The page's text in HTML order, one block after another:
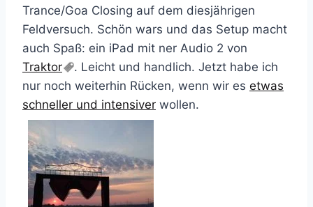
Trance/Goa Closing auf dem diesjährigen
Feldversuch. Schön wars und das Setup macht
auch Spaß: ein iPad mit ner Audio 2 von
Traktor
. Leicht und handlich. Jetzt habe ich
nur noch weiterhin Rücken, wenn wir es etwas
schneller und intensiver wollen.